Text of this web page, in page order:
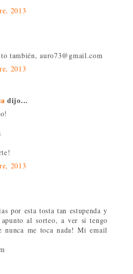
2013
también, auro73@gmail.com
2013
dijo...
2013
por esta tosta tan estupenda y
al sorteo, a ver si tengo
nunca me toca nada! Mi email